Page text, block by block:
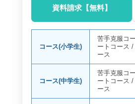
資料請求【無料】
コース(小学生)
苦手克服コ
ートコース /
ース
コース(中学生)
苦手克服コ
ートコース /
ース